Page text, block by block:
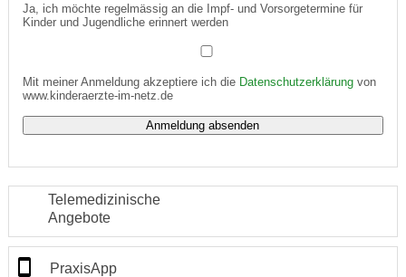
Ja, ich möchte regelmässig an die Impf- und Vorsorgetermine für
Kinder und Jugendliche erinnert werden
Mit meiner Anmeldung akzeptiere ich die Datenschutzerklärungvon
www.kinderaerzte-im-netz.de
Telemedizinische
Angebote
PraxisApp